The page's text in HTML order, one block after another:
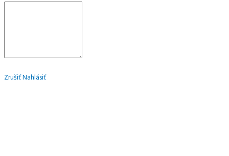
ZrušiťNahlásiť